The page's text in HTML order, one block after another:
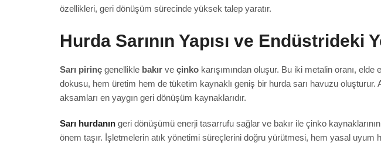
özellikleri, geri dönüşüm sürecinde yüksek talep yaratır.
Hurda Sarının Yapısı ve Endüstrideki
Sarı pirinç genellikle bakır ve çinko karışımından oluşur. Bu iki metalin oranı, elde
dokusu, hem üretim hem de tüketim kaynaklı geniş bir hurda sarı havuzu
aksamları en yaygın geri dönüşüm kaynaklarıdır.
Sarı hurdanın geri dönüşümü enerji tasarrufu sağlar ve bakır ile çinko
önem taşır. İşletmelerin atık yönetimi süreçlerini doğru yürütmesi, hem yasal uyum